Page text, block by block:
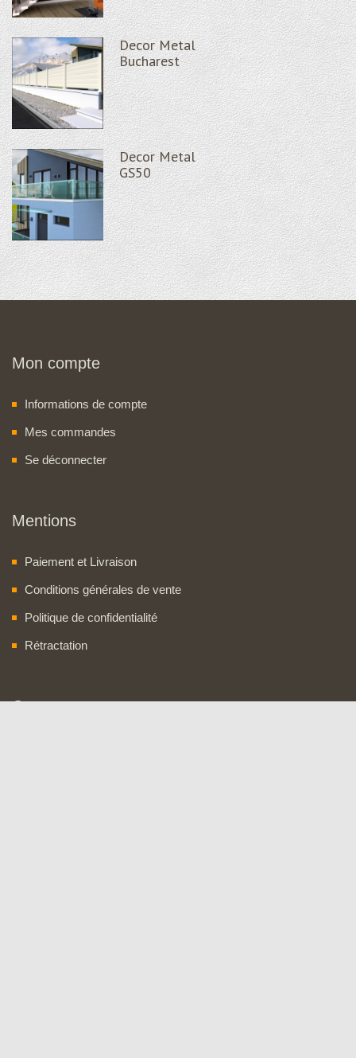
Decor Metal
Bucharest
Decor Metal
GS50
Mon compte
Informations de compte
Mes commandes
Se déconnecter
Mentions
Paiement et Livraison
Conditions générales de vente
Politique de confidentialité
Rétractation
Contact